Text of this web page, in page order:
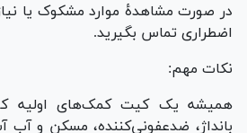
در صورت مشاهدهٔ موارد مشکوک یا
اضطراری تماس بگیرید.
نکات مهم:
همیشه یک کیت کمک‌های اولیه
بانداژ، ضدعفونی‌کننده، مسکن و آب